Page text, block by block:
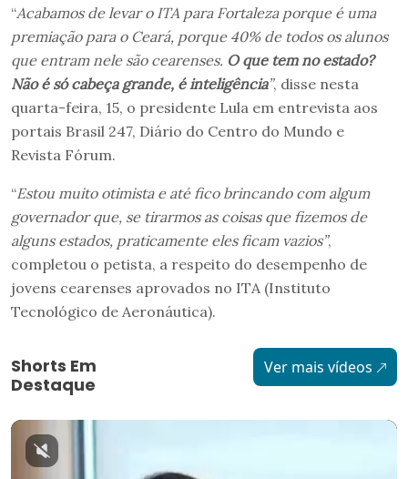
“Acabamos de levar o ITA para Fortaleza porque é uma
premiação para o Ceará, porque 40% de todos os alunos
que entram nele são cearenses. O que tem no estado?
Não é só cabeça grande, é inteligência”, disse nesta
quarta-feira, 15, o presidente Lula em entrevista aos
portais Brasil 247, Diário do Centro do Mundo e
Revista Fórum.
“Estou muito otimista e até fico brincando com algum
governador que, se tirarmos as coisas que fizemos de
alguns estados, praticamente eles ficam vazios”,
completou o petista, a respeito do desempenho de
jovens cearenses aprovados no ITA (Instituto
Tecnológico de Aeronáutica).
Shorts Em
Destaque
Ver mais vídeos